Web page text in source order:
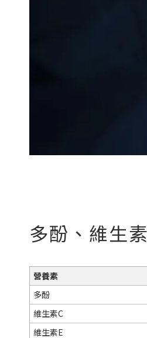
多酚、維生
營養素
多酚
維生素C
維生素E